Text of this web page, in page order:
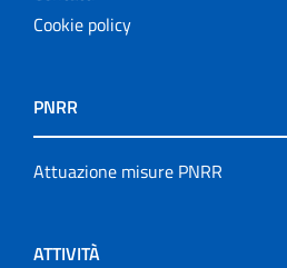
Cookie policy
PNRR
Attuazione misure PNRR
ATTIVITÀ